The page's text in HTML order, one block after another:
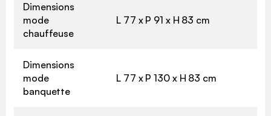
Dimensions
mode
chauffeuse
L 77 x P 91 x H 83 cm
Dimensions
mode
banquette
L 77 x P 130 x H 83 cm